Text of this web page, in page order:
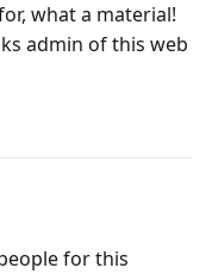
what a material!
admin of this web
for this